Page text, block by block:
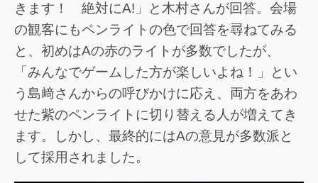
きます！ 絶対にA!」と木村さんが回答。会場
の観客にもペンライトの色で回答を尋ねてみる
と、初めはAの赤のライトが多数でしたが、
「みんなでゲームした方が楽しいよね！」とい
う島﨑さんからの呼びかけに応え、両方をあわ
せた紫のペンライトに切り替える人が増えてき
ます。しかし、最終的にはAの意見が多数派と
して採用されました。